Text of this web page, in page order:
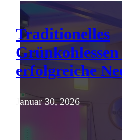
Traditionelles
erfolgreiche
Januar 30, 2026